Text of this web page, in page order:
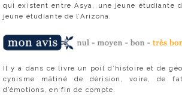
qui existent entre Asya, une jeune étudiante
jeune étudiante de l’Arizona.
Il y a dans ce livre un poil d’histoire et de
cynisme mâtiné de dérision, voire, de
d’émotions, en fin de compte.